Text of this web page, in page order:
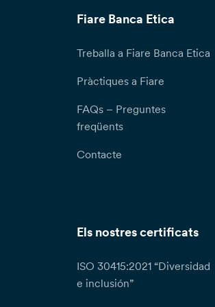
Fiare Banca Etica
Treballa a Fiare Banca Etica
Pràctiques a Fiare
FAQs – Preguntes
freqüents
Contacte
Els nostres certificats
ISO 30415:2021 “Diversidad
e inclusión”